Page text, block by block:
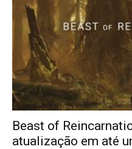
Beast of
atualização em até